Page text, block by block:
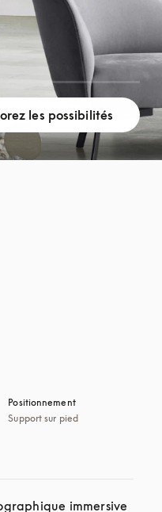
les possibilités
Positionnement
Support sur pied
immersive